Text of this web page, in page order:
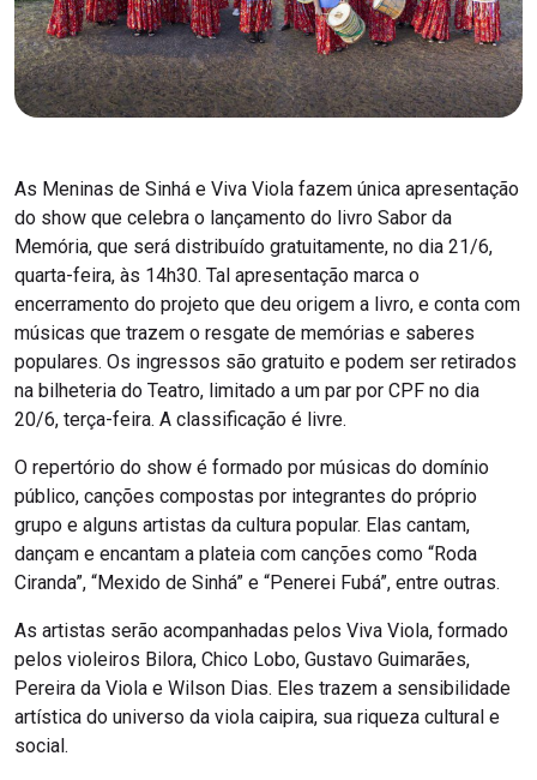
As Meninas de Sinhá e Viva Viola fazem única apresentação
do show que celebra o lançamento do livro Sabor da
Memória, que será distribuído gratuitamente, no dia 21/6,
quarta-feira, às 14h30. Tal apresentação marca o
encerramento do projeto que deu origem a livro, e conta com
músicas que trazem o resgate de memórias e saberes
populares. Os ingressos são gratuito e podem ser retirados
na bilheteria do Teatro, limitado a um par por CPF no dia
20/6, terça-feira. A classificação é livre.
O repertório do show é formado por músicas do domínio
público, canções compostas por integrantes do próprio
grupo e alguns artistas da cultura popular. Elas cantam,
dançam e encantam a plateia com canções como “Roda
Ciranda”, “Mexido de Sinhá” e “Penerei Fubá”, entre outras.
As artistas serão acompanhadas pelos Viva Viola, formado
pelos violeiros Bilora, Chico Lobo, Gustavo Guimarães,
Pereira da Viola e Wilson Dias. Eles trazem a sensibilidade
artística do universo da viola caipira, sua riqueza cultural e
social.